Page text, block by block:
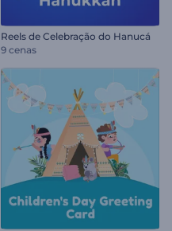
Reels de Celebração do Hanucá
9 cenas